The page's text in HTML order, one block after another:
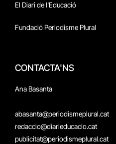
El Diari de l'Educació
Fundació Periodisme Plural
CONTACTA'NS
Ana Basanta
abasanta@periodismeplural.cat
redaccio@diarieducacio.cat
publicitat@periodismeplural.cat